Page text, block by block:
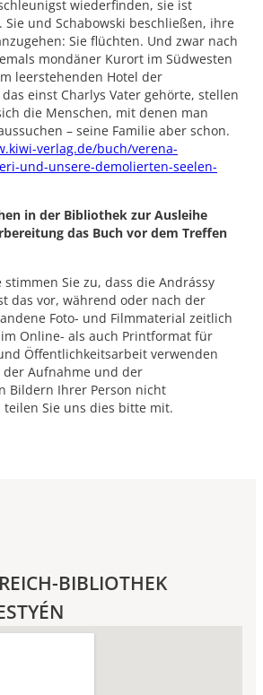
wiederfinden, sie ist
Sie und Schabowski beschließen, ihre
Sie flüchten. Und zwar nach
mondäner Kurort im Südwesten
leerstehenden Hotel der
einst Charlys Vater gehörte, stellen
die Menschen, mit denen man
– seine Familie aber schon.
verlag.de/buch/verena-
und-unsere-demolierten-seelen-
in der Bibliothek zur Ausleihe
das Buch vor dem Treffen
Sie zu, dass die Andrássy
das vor, während oder nach der
Foto- und Filmmaterial zeitlich
Online- als auch Printformat für
Öffentlichkeitsarbeit verwenden
Aufnahme und der
Bildern Ihrer Person nicht
Sie uns dies bitte mit.
BIBLIOTHEK